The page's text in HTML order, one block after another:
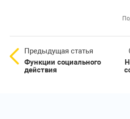
Предыдущая статья
Функции социального
действия